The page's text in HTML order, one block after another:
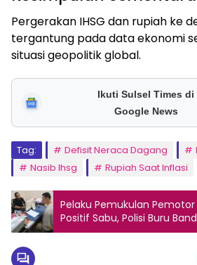
Pergerakan IHSG dan rupiah ke
tergantung pada data ekonomi
situasi geopolitik global.
Ikuti Sulsel Times di
Google News
Tag: Defisit Neraca Dagang
Nasib Ihsg
Rupiah Saat Inflasi
Pelaku Pemukulan
Positif Sabu, Polisi Buru